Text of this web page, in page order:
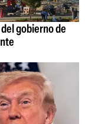
gobierno de